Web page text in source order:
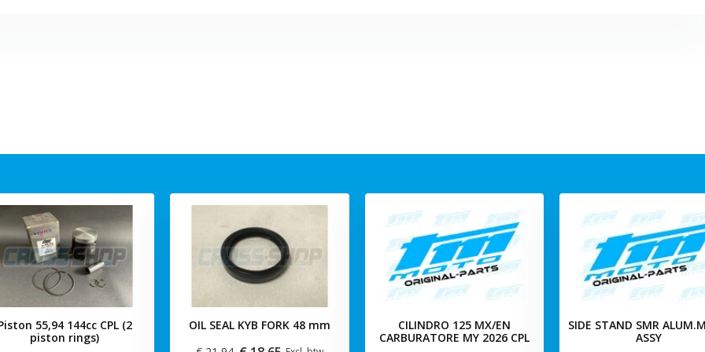
55,94 144cc CPL (2
piston rings)
OIL SEAL KYB FORK 48 mm
CILINDRO 125 MX/EN
CARBURATORE MY 2026 CPL
SIDE STAND SMR
ASSY